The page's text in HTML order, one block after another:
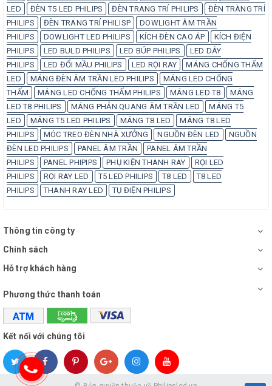
LED
ĐÈN T5 LED PHILIPS ĐÈN TRANG TRÍ PHILIPS
ĐÈN TRÀNG TRÍ
PHILIPS
ĐÈN TRANG TRÍ PHILISP
DOWLIGHT ÂM TRẦN
PHILIPS
DOWLIGHT LED PHILIPS KÍCH ĐÈN CAO ÁP
KÍCH ĐIỆN
PHILIPS
LED BULD PHILIPS LED BÚP PHILIPS
LED DÂY
PHILIPS
LED ĐỔI MẦU PHILIPS LED RỌI RAY
MÁNG CHỐNG THẤM
LED
MÁNG ĐÈN ÂM TRẦN LED PHILIPS
MÁNG LED CHỐNG
THẤM
MÁNG LED CHỐNG THẤM PHILIPS MÁNG LED T8
MÁNG
LED T8 PHILIPS
MÁNG PHẢN QUANG ÂM TRẦN LED
MÁNG T5
LED
MÁNG T5 LED PHILIPS MÁNG T8 LED
MÁNG T8 LED
PHILIPS
MÓC TREO ĐÈN NHÀ XƯỞNG NGUỒN ĐÈN LED
NGUỒN
ĐÈN LED PHILIPS
PANEL ÂM TRẦN
PANEL ÂM TRẦN
PHILIPS
PANEL PHIPIPS PHỤ KIỆN THANH RAY
RỌI LED
PHILIPS
RỌI RAY LED T5 LED PHILIPS T8 LED
T8 LED
PHILIPS
THANH RAY LED TỤ ĐIỆN PHILIPS
Thông tin công ty
Chính sách
Hỗ trợ khách hàng
Phương thức thanh toán
Kết nối với chúng tôi